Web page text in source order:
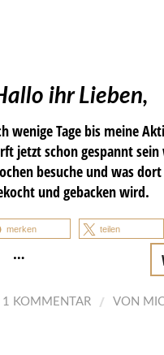
ihr Lieben,
wenige Tage bis meine
jetzt schon gespannt sein
besuche und was dort
und gebacken wird.
merken teilen
…
1 KOMMENTAR / VON